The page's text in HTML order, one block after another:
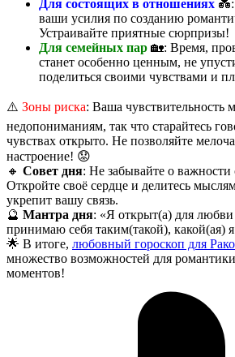
Для состоящих в отношениях
ваши усилия по созданию
Устраивайте приятные сюрпризы!
Для семейных пар 🏡: Время,
станет особенно ценным, не
поделиться своими чувствами и
⚠️ Зоны риска: Ваша чувствительность
недопониманиям, так что старайтесь
чувствах открыто. Не позволяйте
настроение! 😟
🔸 Совет дня: Не забывайте о
Откройте своё сердце и делитесь
укрепит вашу связь.
🔮 Мантра дня: «Я открыт(а) для
принимаю себя таким(такой), какой(ая) я
🌟 В итоге, любовный гороскоп для
множество возможностей для
моментов!